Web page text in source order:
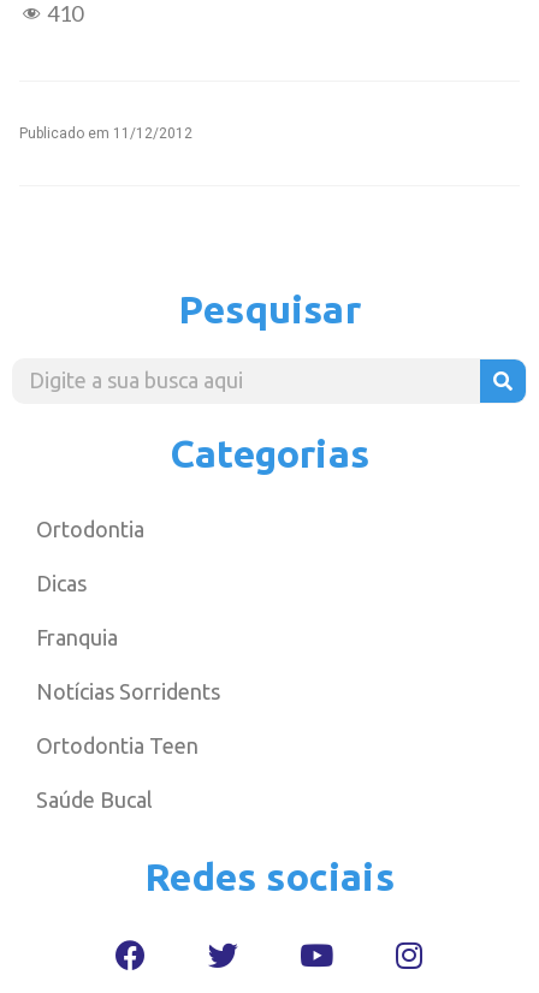
410
Publicado em 11/12/2012
Pesquisar
Categorias
Ortodontia
Dicas
Franquia
Notícias Sorridents
Ortodontia Teen
Saúde Bucal
Redes sociais